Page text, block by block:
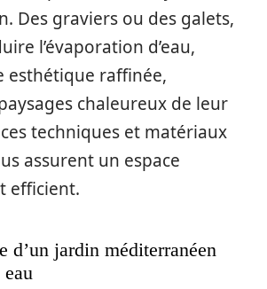
Des graviers ou des galets,
l’évaporation d’eau,
esthétique raffinée,
chaleureux de leur
techniques et matériaux
assurent un espace
efficient.
d’un jardin méditerranéen